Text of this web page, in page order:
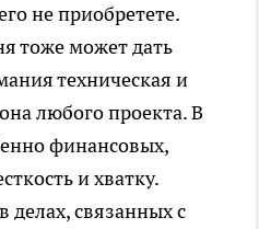
не приобретете.
тоже может дать
техническая и
любого проекта. В
финансовых,
и хватку.
делах, связанных с